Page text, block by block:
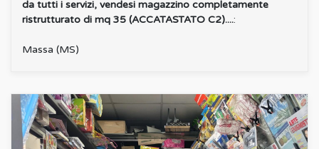
da tutti i servizi, vendesi magazzino completamente
ristrutturato di mq 35 (ACCATASTATO C2)....:
Massa (MS)